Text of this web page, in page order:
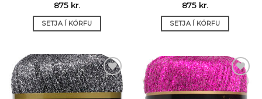
875 kr.
SETJA Í KÖRFU
875 kr.
SETJA Í KÖRFU